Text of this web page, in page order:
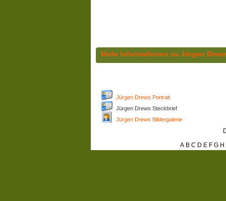
Mehr Informationen zu Jürgen
Jürgen Drews Portrait
Jürgen Drews Steckbrief
Jürgen Drews Bildergalerie
A B C D E F G H